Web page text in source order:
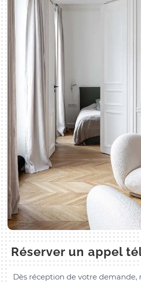
Réserver un appel
Dès réception de votre demande,